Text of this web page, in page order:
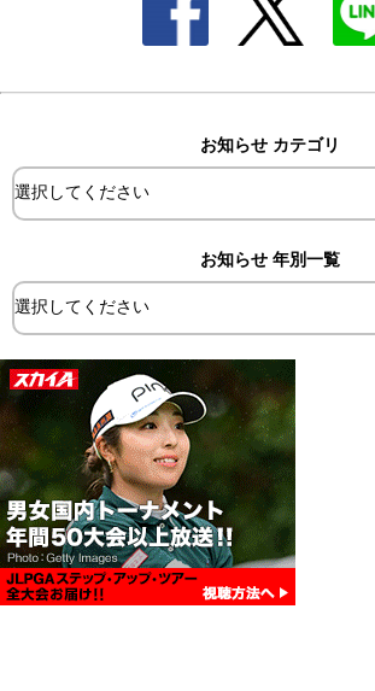
お知らせ カテゴリ
お知らせ 年別一覧